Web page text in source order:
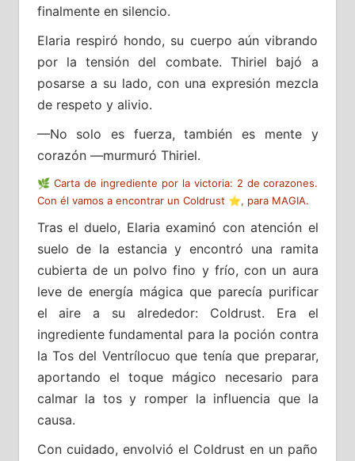
finalmente en silencio.
Elaria respiró hondo, su cuerpo aún vibrando
por la tensión del combate. Thiriel bajó a
posarse a su lado, con una expresión mezcla
de respeto y alivio.
—No solo es fuerza, también es mente y
corazón —murmuró Thiriel.
🌿 Carta de ingrediente por la victoria: 2 de corazones.
Con él vamos a encontrar un Coldrust ⭐, para MAGIA.
Tras el duelo, Elaria examinó con atención el
suelo de la estancia y encontró una ramita
cubierta de un polvo fino y frío, con un aura
leve de energía mágica que parecía purificar
el aire a su alrededor: Coldrust. Era el
ingrediente fundamental para la poción contra
la Tos del Ventrílocuo que tenía que preparar,
aportando el toque mágico necesario para
calmar la tos y romper la influencia que la
causa.
Con cuidado, envolvió el Coldrust en un paño